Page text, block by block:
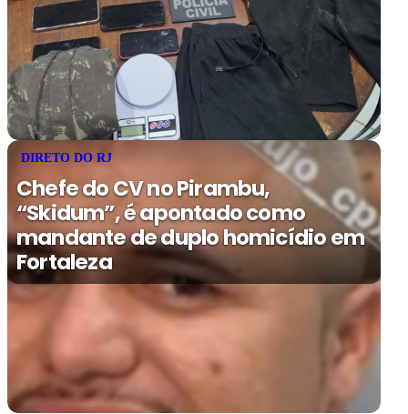
DIRETO DO RJ
Chefe do CV no Pirambu,
“Skidum”, é apontado como
mandante de duplo homicídio em
Fortaleza